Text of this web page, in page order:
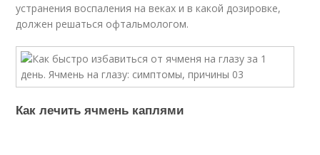
устранения воспаления на веках и в какой дозировке,
должен решаться офтальмологом.
Как лечить ячмень каплями